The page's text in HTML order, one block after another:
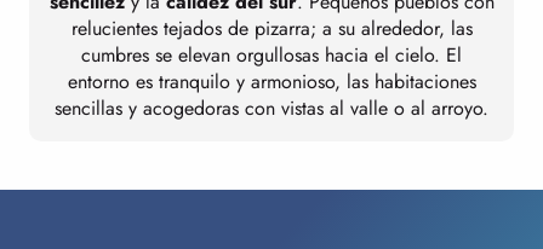
relucientes tejados de pizarra; a su alrededor, las
cumbres se elevan orgullosas hacia el cielo. El
entorno es tranquilo y armonioso, las habitaciones
sencillas y acogedoras con vistas al valle o al arroyo.